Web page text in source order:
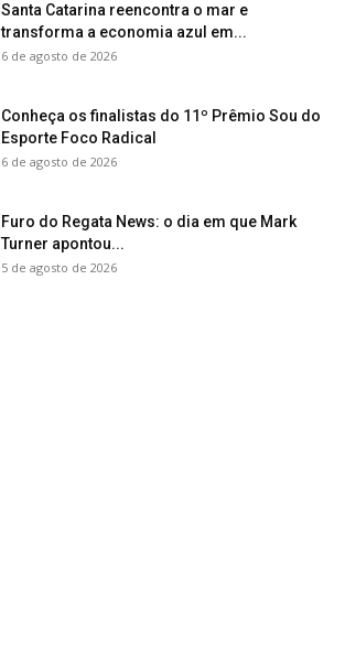
Santa Catarina reencontra o mar e
transforma a economia azul em...
6 de agosto de 2026
Conheça os finalistas do 11º Prêmio Sou do
Esporte Foco Radical
6 de agosto de 2026
Furo do Regata News: o dia em que Mark
Turner apontou...
5 de agosto de 2026